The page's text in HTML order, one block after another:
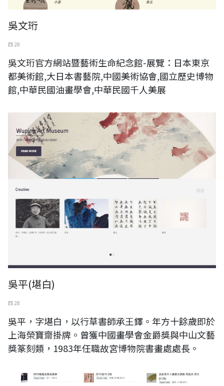
吳文珩
四 28
吳文珩官方網站暨藝術生命紀念館-展覽：日本東京
都美術館,大日本書藝院,中國美術協會,國立歷史博物
館,中華民國油畫學會,中華民國千人美展
吳平(堪白)
四 28
吳平，字堪白，以行草書師承王鐸。年方十餘歲即於
上海榮寶齋掛牌。曾獲中國畫學會金爵獎與中山文藝
獎篆刻類，1983年任職故宮博物院書畫處處長。